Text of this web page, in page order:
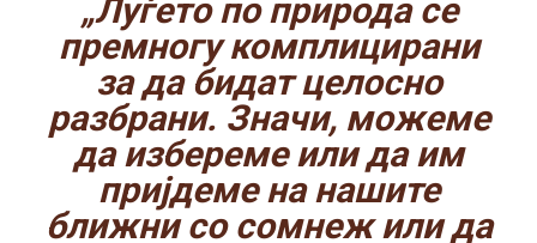
„Луѓето по природа се
премногу комплицирани
за да бидат целосно
разбрани. Значи, можеме
да избереме или да им
пријдеме на нашите
ближни со сомнеж или да